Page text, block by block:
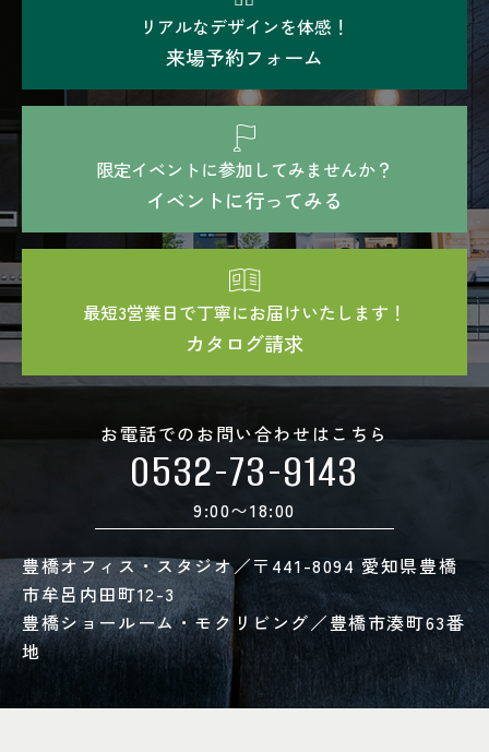
リアルなデザインを体感！
来場予約フォーム
限定イベントに参加してみませんか？
イベントに行ってみる
最短3営業日で丁寧にお届けいたします！
カタログ請求
お電話でのお問い合わせはこちら
0532-73-9143
9:00〜18:00
豊橋オフィス・スタジオ／〒441-8094 愛知県豊橋
市牟呂内田町12-3
豊橋ショールーム・モクリビング／豊橋市湊町63番
地